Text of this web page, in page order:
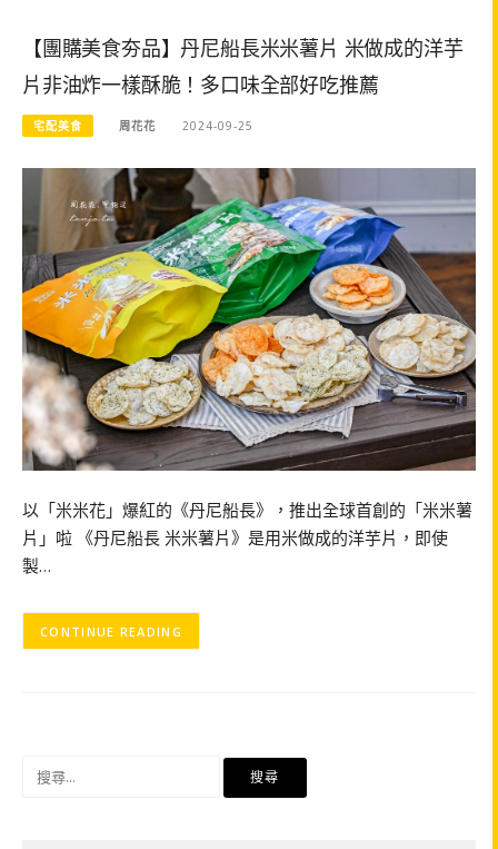
【團購美食夯品】丹尼船長米米薯片 米做成的洋芋
片非油炸一樣酥脆！多口味全部好吃推薦
宅配美食 周花花 2024-09-25
以「米米花」爆紅的《丹尼船長》，推出全球首創的「米米薯
片」啦 《丹尼船長 米米薯片》是用米做成的洋芋片，即使
製…
CONTINUE READING